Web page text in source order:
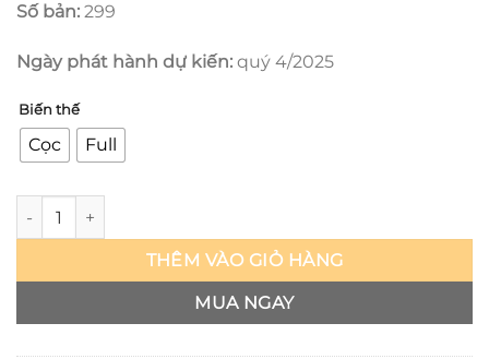
Số bản: 299
Ngày phát hành dự kiến: quý 4/2025
Biến thế
Cọc Full
Resident Evil - Ada Wong - FG số lượng
THÊM VÀO GIỎ HÀNG
MUA NGAY